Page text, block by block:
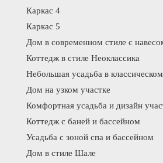
Каркас 4
Каркас 5
Дом в современном стиле с
Коттедж в стиле Неоклассика
Небольшая усадьба в
Дом на узком участке
Комфортная усадьба и дизайн
Коттедж с баней и бассейном
Усадьба с зоной спа и бассейном
Дом в стиле Шале